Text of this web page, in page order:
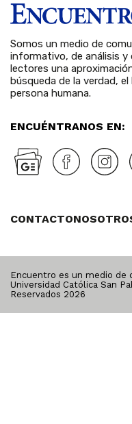
Somos un medio de
informativo, de análisis y
lectores una
búsqueda de la verdad,
persona humana.
ENCUÉNTRANOS EN:
CONTACTO
Encuentro es un medio de
Universidad Católica San
Reservados 2026